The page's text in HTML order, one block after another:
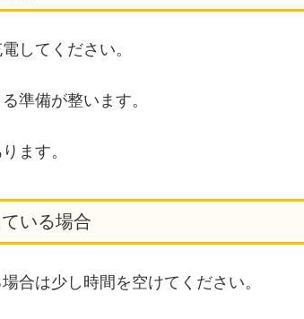
してください。
準備が整います。
ます。
いる場合
合は少し時間を空けてください。